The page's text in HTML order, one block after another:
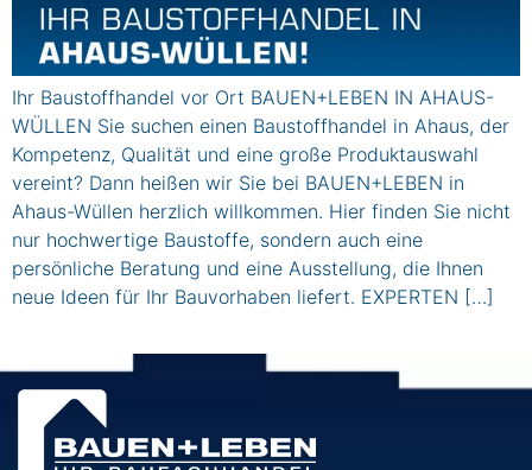
Ihr Baustoffhandel vor Ort BAUEN+LEBEN IN AHAUS-
WÜLLEN Sie suchen einen Baustoffhandel in Ahaus, der
Kompetenz, Qualität und eine große Produktauswahl
vereint? Dann heißen wir Sie bei BAUEN+LEBEN in
Ahaus-Wüllen herzlich willkommen. Hier finden Sie nicht
nur hochwertige Baustoffe, sondern auch eine
persönliche Beratung und eine Ausstellung, die Ihnen
neue Ideen für Ihr Bauvorhaben liefert. EXPERTEN […]